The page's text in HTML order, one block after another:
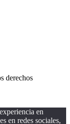
derechos
en
en redes sociales,